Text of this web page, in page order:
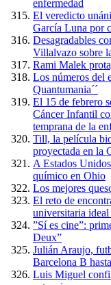
enfermedad
El veredicto
García Luna por
Desagradables
Villalvazo sobre
Rami Malek
Los números del
Quantumania´´
El 15 de febrero
Cáncer Infantil
temprana de la
Till, la película
proyectada en la
A Estados
químico en Ohio
Los mejores
El reto de
universitaria ideal
”Sí es cine”:
Deux”
Julián Araujo,
Barcelona B
Luis Miguel